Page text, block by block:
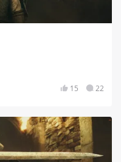
15 22